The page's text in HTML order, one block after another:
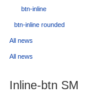
btn-inline
btn-inline rounded
All news
All news
Inline-btn SM